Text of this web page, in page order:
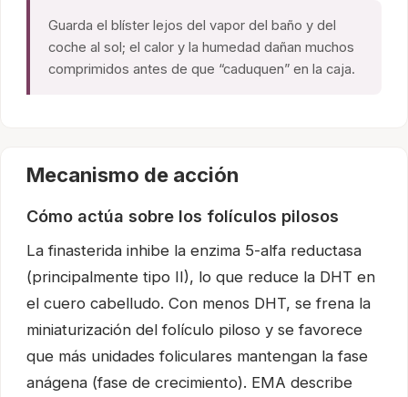
Guarda el blíster lejos del vapor del baño y del
coche al sol; el calor y la humedad dañan muchos
comprimidos antes de que “caduquen” en la caja.
Mecanismo de acción
Cómo actúa sobre los folículos pilosos
La finasterida inhibe la enzima 5-alfa reductasa
(principalmente tipo II), lo que reduce la DHT en
el cuero cabelludo. Con menos DHT, se frena la
miniaturización del folículo piloso y se favorece
que más unidades foliculares mantengan la fase
anágena (fase de crecimiento). EMA describe